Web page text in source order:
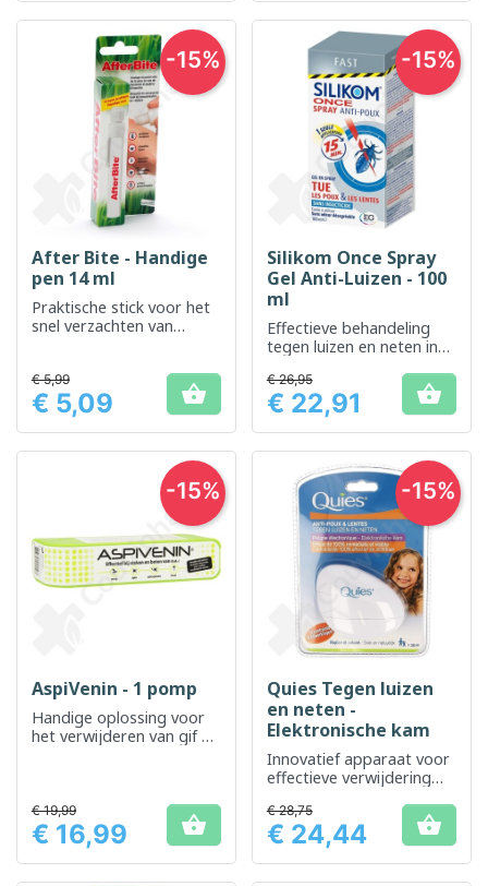
After Bite - Handige
pen 14 ml
Praktische stick voor het
snel verzachten van
Prijs
€ 5,99
€ 5,09 
-15%
Silikom Once Spray
Gel Anti-Luizen - 100
ml
Effectieve behandeling
tegen luizen en neten in
Prijs
€ 26,95
€ 22,91 
-15%
AspiVenin - 1 pomp
Handige oplossing voor
het verwijderen van gif uit
Prijs
€ 19,99
€ 16,99 
-15%
Quies Tegen luizen
en neten -
Elektronische kam
Innovatief apparaat voor
effectieve verwijdering
Prijs
€ 28,75
€ 24,44 
-15%